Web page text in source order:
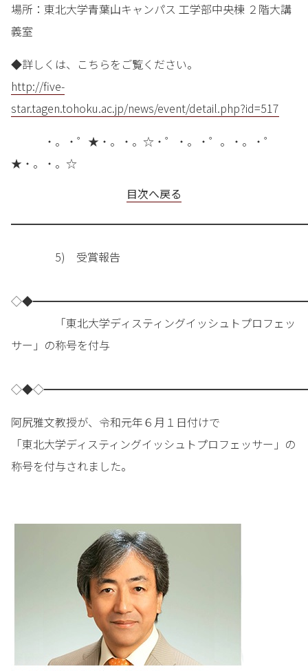
場所：東北大学青葉山キャンパス 工学部中央棟 ２階大講
義室
◆詳しくは、こちらをご覧ください。
http://five-
star.tagen.tohoku.ac.jp/news/event/detail.php?id=517
・。・゜★・。・。☆・゜・。・゜。・。・゜
★・。・。☆
目次へ戻る
5) 受賞報告
「東北大学ディスティングイッシュトプロフェッ
サー」の称号を付与
阿尻雅文教授が、令和元年６月１日付けで
「東北大学ディスティングイッシュトプロフェッサー」の
称号を付与されました。